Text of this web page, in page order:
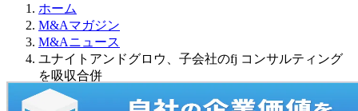
ホーム
M&Aマガジン
M&Aニュース
ユナイトアンドグロウ、子会社のfj コンサルティング
を吸収合併